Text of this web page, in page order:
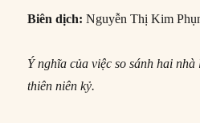
Biên dịch: Nguyễn Thị Kim
Ý nghĩa của việc so sánh hai
thiên niên kỷ.